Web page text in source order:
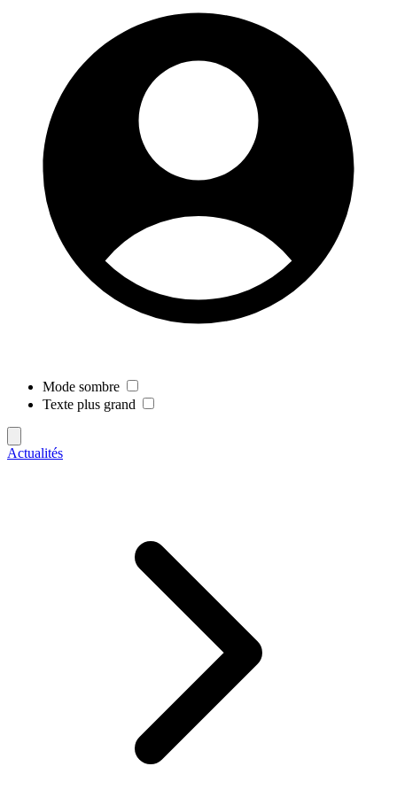
Mode sombre
Texte plus grand
Actualités